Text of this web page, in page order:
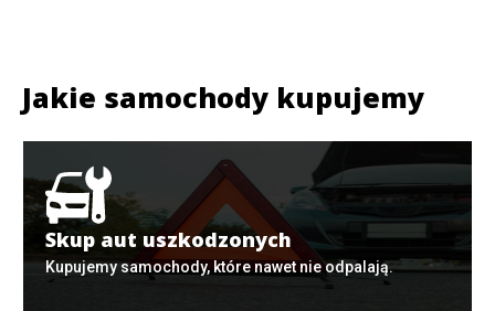
Jakie samochody kupujemy
Skup aut uszkodzonych
Kupujemy samochody, które nawet nie odpalają.